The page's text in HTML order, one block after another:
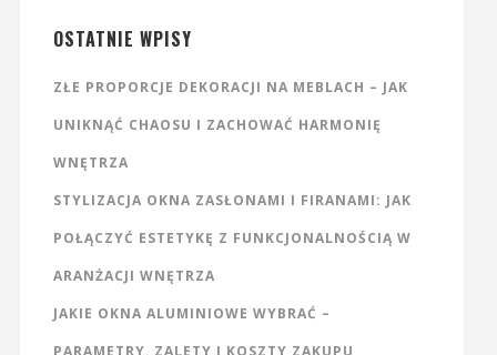
OSTATNIE WPISY
ZŁE PROPORCJE DEKORACJI NA MEBLACH – JAK
UNIKNĄĆ CHAOSU I ZACHOWAĆ HARMONIĘ
WNĘTRZA
STYLIZACJA OKNA ZASŁONAMI I FIRANAMI: JAK
POŁĄCZYĆ ESTETYKĘ Z FUNKCJONALNOŚCIĄ W
ARANŻACJI WNĘTRZA
JAKIE OKNA ALUMINIOWE WYBRAĆ –